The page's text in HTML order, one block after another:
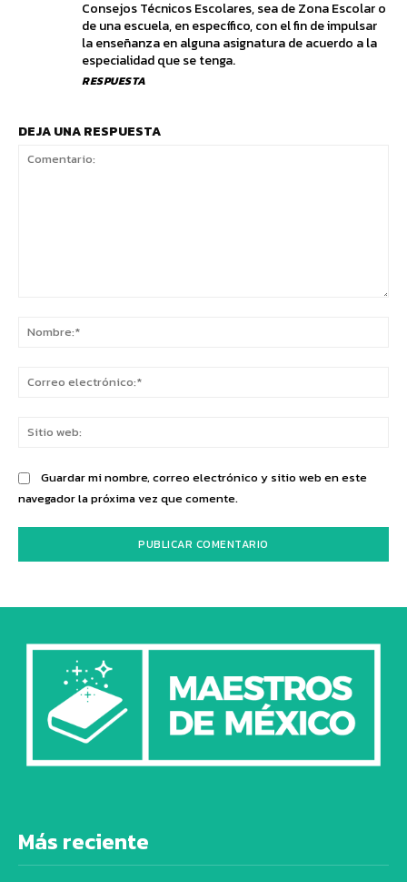
Consejos Técnicos Escolares, sea de Zona Escolar o
de una escuela, en específico, con el fin de impulsar
la enseñanza en alguna asignatura de acuerdo a la
especialidad que se tenga.
RESPUESTA
DEJA UNA RESPUESTA
Guardar mi nombre, correo electrónico y sitio web en este
navegador la próxima vez que comente.
Más reciente